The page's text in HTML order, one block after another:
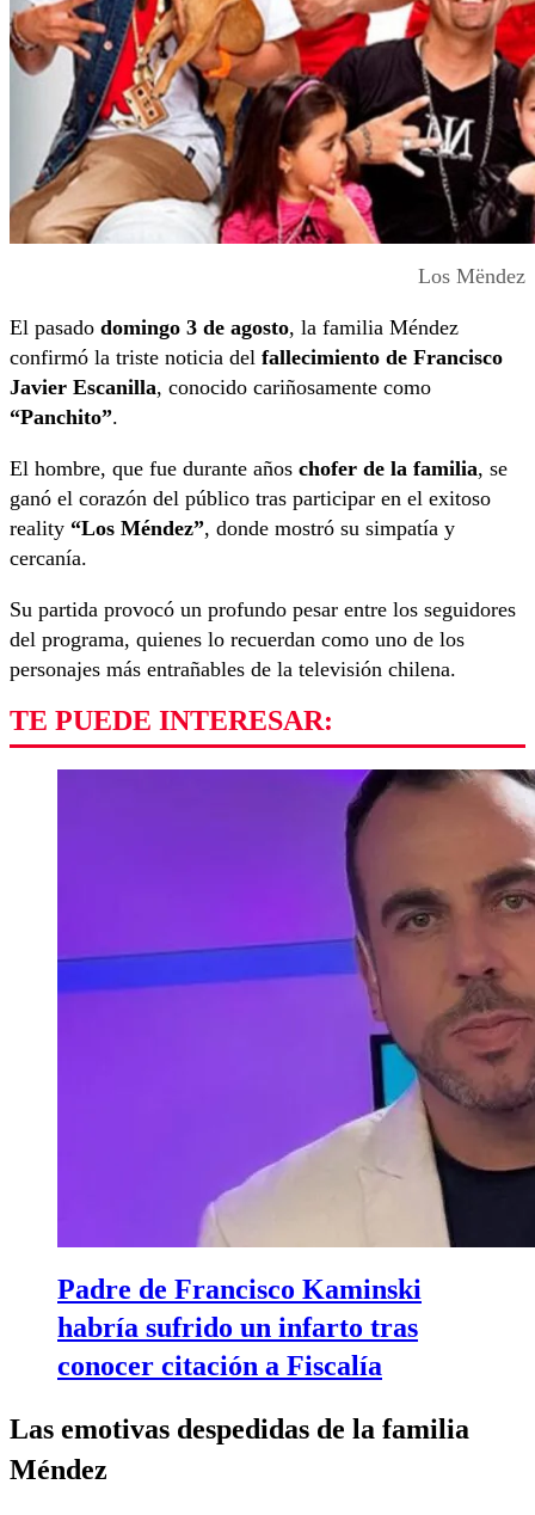
Los Mëndez
El pasado domingo 3 de agosto, la familia Méndez
confirmó la triste noticia del fallecimiento de Francisco
Javier Escanilla, conocido cariñosamente como
“Panchito”.
El hombre, que fue durante años chofer de la familia, se
ganó el corazón del público tras participar en el exitoso
reality “Los Méndez”, donde mostró su simpatía y
cercanía.
Su partida provocó un profundo pesar entre los seguidores
del programa, quienes lo recuerdan como uno de los
personajes más entrañables de la televisión chilena.
TE PUEDE INTERESAR:
Padre de Francisco Kaminski
habría sufrido un infarto tras
conocer citación a Fiscalía
Las emotivas despedidas de la familia
Méndez